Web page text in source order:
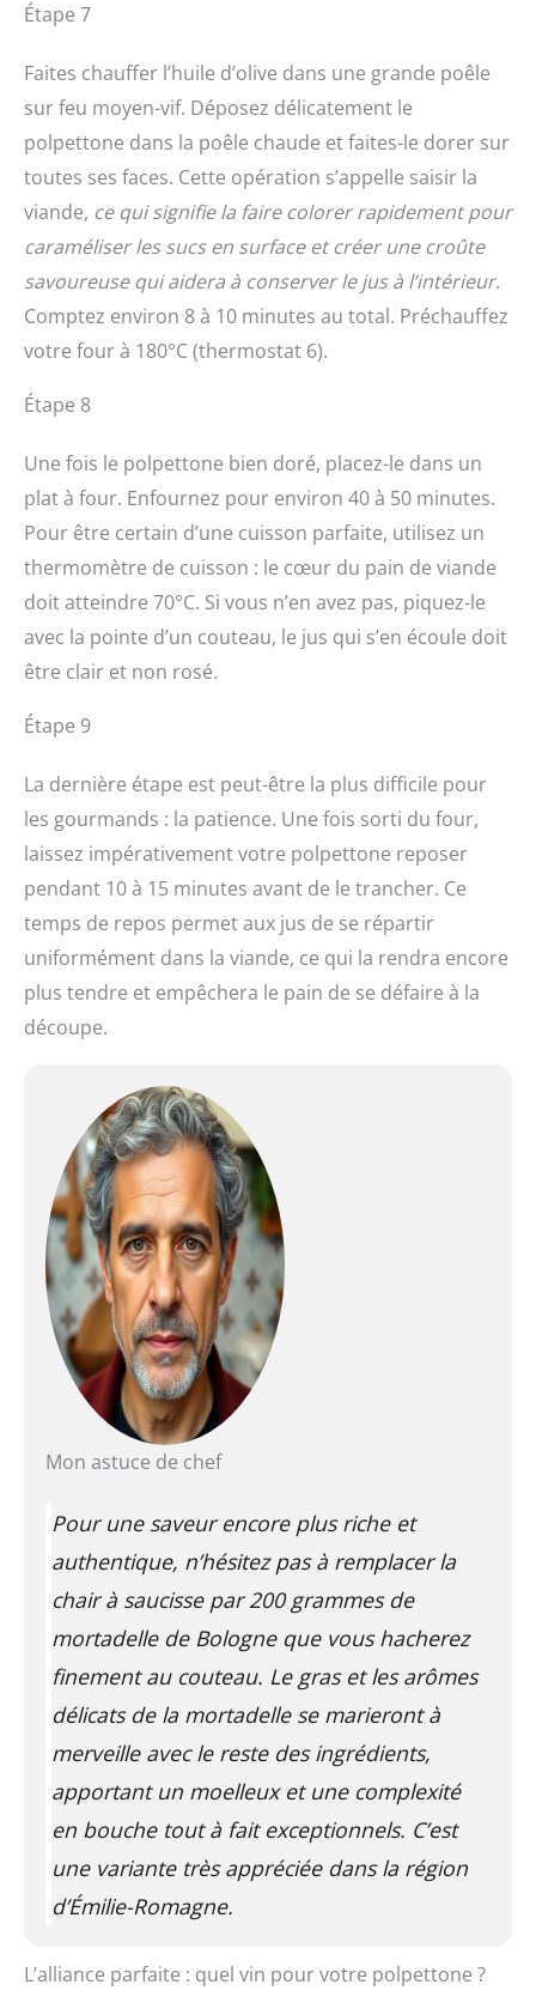
Étape 7
Faites chauffer l’huile d’olive dans une grande poêle
sur feu moyen-vif. Déposez délicatement le
polpettone dans la poêle chaude et faites-le dorer sur
toutes ses faces. Cette opération s’appelle saisir la
viande, ce qui signifie la faire colorer rapidement pour
caraméliser les sucs en surface et créer une croûte
savoureuse qui aidera à conserver le jus à l’intérieur.
Comptez environ 8 à 10 minutes au total. Préchauffez
votre four à 180°C (thermostat 6).
Étape 8
Une fois le polpettone bien doré, placez-le dans un
plat à four. Enfournez pour environ 40 à 50 minutes.
Pour être certain d’une cuisson parfaite, utilisez un
thermomètre de cuisson : le cœur du pain de viande
doit atteindre 70°C. Si vous n’en avez pas, piquez-le
avec la pointe d’un couteau, le jus qui s’en écoule doit
être clair et non rosé.
Étape 9
La dernière étape est peut-être la plus difficile pour
les gourmands : la patience. Une fois sorti du four,
laissez impérativement votre polpettone reposer
pendant 10 à 15 minutes avant de le trancher. Ce
temps de repos permet aux jus de se répartir
uniformément dans la viande, ce qui la rendra encore
plus tendre et empêchera le pain de se défaire à la
découpe.
Mon astuce de chef
Pour une saveur encore plus riche et
authentique, n’hésitez pas à remplacer la
chair à saucisse par 200 grammes de
mortadelle de Bologne que vous hacherez
finement au couteau. Le gras et les arômes
délicats de la mortadelle se marieront à
merveille avec le reste des ingrédients,
apportant un moelleux et une complexité
en bouche tout à fait exceptionnels. C’est
une variante très appréciée dans la région
d’Émilie-Romagne.
L’alliance parfaite : quel vin pour votre polpettone ?